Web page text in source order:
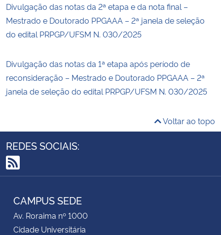
Divulgação das notas da 2ª etapa e da nota final –
Mestrado e Doutorado PPGAAA – 2ª janela de seleção
do edital PRPGP/UFSM N. 030/2025
Divulgação das notas da 1ª etapa após período de
reconsideração – Mestrado e Doutorado PPGAAA – 2ª
janela de seleção do edital PRPGP/UFSM N. 030/2025
Voltar ao topo
REDES SOCIAIS:
RSS
CAMPUS SEDE
Av. Roraima nº 1000
Cidade Universitária